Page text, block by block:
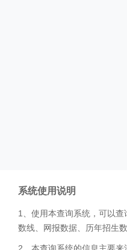
系统使用说明
1、使用本查询系统，可以
数线、网报数据、历年招生